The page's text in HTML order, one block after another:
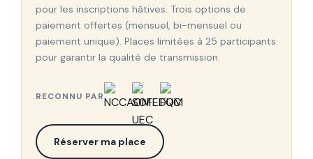
pour les inscriptions hâtives. Trois options de
paiement offertes (mensuel, bi-mensuel ou
paiement unique). Places limitées à 25 participants
pour garantir la qualité de transmission.
RECONNU PAR
Réserver ma place